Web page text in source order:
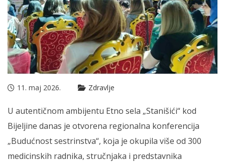
11. maj 2026. Zdravlje
U autentičnom ambijentu Etno sela „Stanišići“ kod
Bijeljine danas je otvorena regionalna konferencija
„Budućnost sestrinstva“, koja je okupila više od 300
medicinskih radnika, stručnjaka i predstavnika